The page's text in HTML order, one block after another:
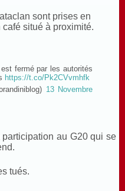
sont prises en
situé à proximité.
fermé par les autorités
https://t.co/Pk2CVvmhfk
13 Novembre
au G20 qui se
tués.